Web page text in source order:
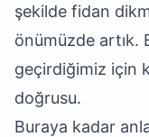
şekilde fidan
önümüzde artık.
geçirdiğimiz için
doğrusu.
Buraya kadar